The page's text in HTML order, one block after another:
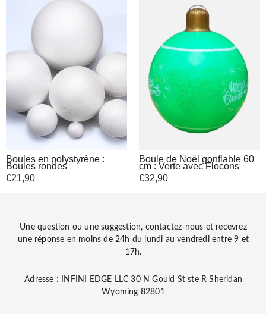
Boules en polystyrène :
Boules rondes
€21,90
Boule de Noël gonflable 60
cm : Verte avec Flocons
€32,90
Une question ou une suggestion, contactez-nous et recevrez
une réponse en moins de 24h du lundi au vendredi entre 9 et
17h.
Adresse : INFINI EDGE LLC 30 N Gould St ste R Sheridan
Wyoming 82801